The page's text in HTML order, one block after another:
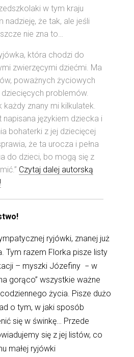
w tym kraju
nadzieję, że tak, ale jeśli
nie zna to…
która chodzi do
zwierzęcymi dziećmi. Ma
poważnych życiowych
problemów.
każdy znany mi kilkulatek.
napisana językiem dziecka i
bohaterki z jej dziecięcej
że ta urocza i pełna
do dzieci, bo mogą się z
Czytaj dalej autorską
ryjówki, znanej już
Tym razem Florka pisze listy
– myszki Józefiny − w
gorąco” wszystkie ważne
życia. Pisze dużo
o tym, w jaki sposób
się w świnkę… Przede
się z jej listów, co
małej ryjówki